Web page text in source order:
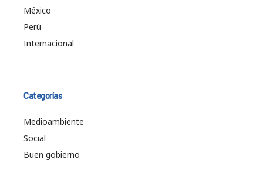
México
Perú
Internacional
Categorías
Medioambiente
Social
Buen gobierno